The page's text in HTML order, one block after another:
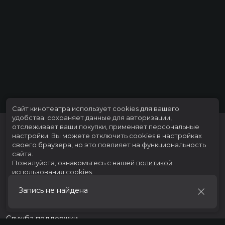
Запись не найдена
Скоро в кино
Служба поддержки
Сайт кинотеатра использует cookies для вашего
удобства: сохраняет данные для авторизации,
отслеживает ваши покупки, применяет персональные
настройки. Вы можете отключить cookies в настройках
своего браузера, но это повлияет на функциональность
сайта.
Пожалуйста, ознакомьтесь с нашей политикой
использования cookies